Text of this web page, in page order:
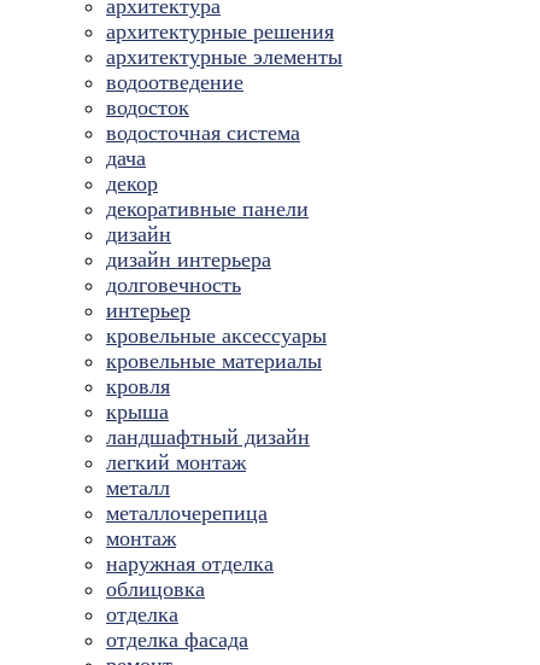
архитектура
архитектурные решения
архитектурные элементы
водоотведение
водосток
водосточная система
дача
декор
декоративные панели
дизайн
дизайн интерьера
долговечность
интерьер
кровельные аксессуары
кровельные материалы
кровля
крыша
ландшафтный дизайн
легкий монтаж
металл
металлочерепица
монтаж
наружная отделка
облицовка
отделка
отделка фасада